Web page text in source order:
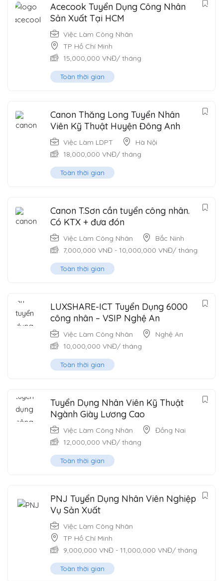
Acecook Tuyển Dụng Công Nhân
Sản Xuất Tại HCM
Việc Làm Công Nhân
TP Hồ Chí Minh
15,000,000 VNĐ/ tháng
Toàn thời gian
Canon Thăng Long Tuyển Nhân
Viên Kỹ Thuật Huyện Đông Anh
Việc Làm LDPT
Hà Nội
18,000,000 VNĐ/ tháng
Toàn thời gian
Canon T.Sơn cần tuyển công nhân.
Có KTX + đưa đón
Việc Làm Công Nhân
Bắc Ninh
7,000,000 VNĐ - 10,000,000 VNĐ/ tháng
Toàn thời gian
LUXSHARE-ICT Tuyển Dụng 6000
công nhân – VSIP Nghệ An
Việc Làm Công Nhân
Nghệ An
10,000,000 VNĐ/ tháng
Toàn thời gian
Tuyển Dụng Nhân Viên Kỹ Thuật
Ngành Giày Lương Cao
Việc Làm Công Nhân
Đồng Nai
12,000,000 VNĐ/ tháng
Toàn thời gian
PNJ Tuyển Dụng Nhân Viên Nghiệp
Vụ Sản Xuất
Việc Làm Công Nhân
TP Hồ Chí Minh
9,000,000 VNĐ - 11,000,000 VNĐ/ tháng
Toàn thời gian